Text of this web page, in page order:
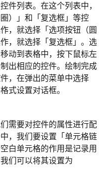
件列表。在这个列表中，
）」和「复选框」等控
，就选择「选项按钮（圆
，就选择「复选框」。选
动到表格中，按下鼠标左
出相应的控件。绘制完成
，在弹出的菜单中选择
式设置对话框。
需要对控件的属性进行配
，我们要设置「单元格链
白单元格的作用是记录用
们可以将其设置为